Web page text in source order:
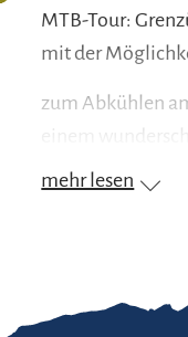
MTB-Tour:
mit der
zum Abkühlen
einem
mehr lesen